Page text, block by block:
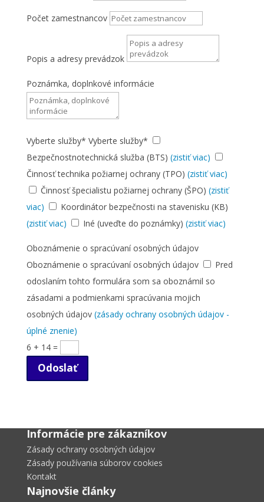
Počet zamestnancov
Popis a adresy prevádzok
Poznámka, doplnkové informácie
Vyberte služby* Vyberte služby*
Bezpečnostnotechnická služba (BTS) (zistiť viac)
Činnosť technika požiarnej ochrany (TPO) (zistiť viac)
Činnosť špecialistu požiarnej ochrany (ŠPO) (zistiť
viac)
Koordinátor bezpečnosti na stavenisku (KB)
(zistiť viac)
Iné (uveďte do poznámky) (zistiť viac)
Oboznámenie o spracúvaní osobných údajov
Oboznámenie o spracúvaní osobných údajov
Pred
odoslaním tohto formulára som sa oboznámil so
zásadami a podmienkami spracúvania mojich
osobných údajov (zásady ochrany osobných údajov -
úplné znenie)
6 + 14=
Odoslať
Informácie pre zákazníkov
Zásady ochrany osobných údajov
Zásady používania súborov cookies
Kontakt
Najnovšie články